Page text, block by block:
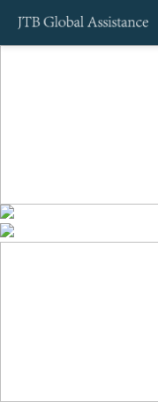
セミナー